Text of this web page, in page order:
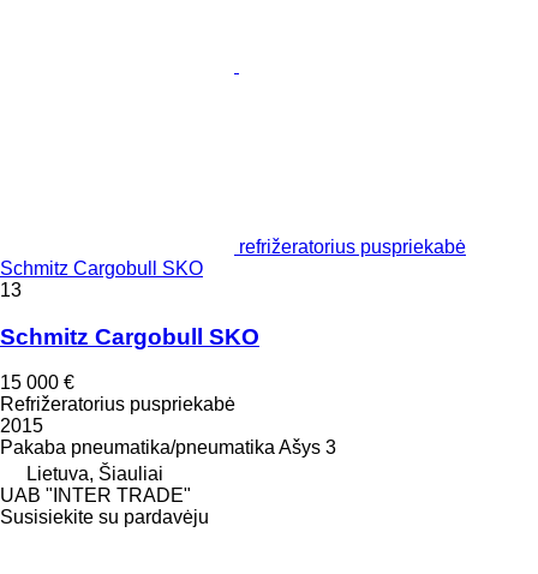
refrižeratorius puspriekabė
Schmitz Cargobull SKO
13
Schmitz Cargobull SKO
15 000 €
Refrižeratorius puspriekabė
2015
Pakaba pneumatika/pneumatikaAšys 3
Lietuva, Šiauliai
UAB "INTER TRADE"
Susisiekite su pardavėju